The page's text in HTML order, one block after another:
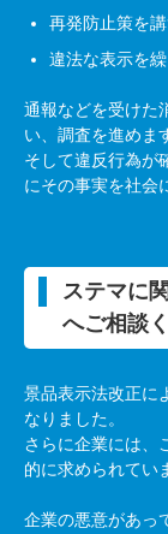
再発防止策を
違法な表示を
通報などを受けた
い、調査を進めま
そして違反行為が
にその事実を社会
ステマに
へご相談
景品表示法改正に
なりました。
さらに企業には、
的に求められてい
企業の悪意があっ